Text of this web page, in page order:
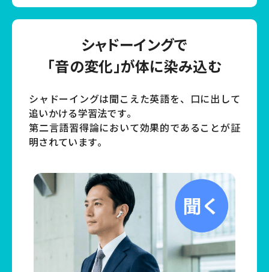
シャドーイングで
「音の変化」が体に染み込む
シャドーイングは聞こえた英語を、口に出して
追いかける学習法です。
第二言語習得論において効果的であることが証
明されています。